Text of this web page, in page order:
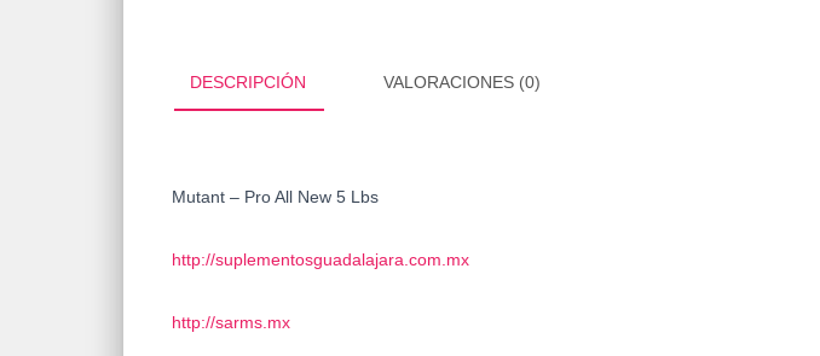
DESCRIPCIÓN VALORACIONES (0)
Mutant – Pro All New 5 Lbs
http://suplementosguadalajara.com.mx
http://sarms.mx